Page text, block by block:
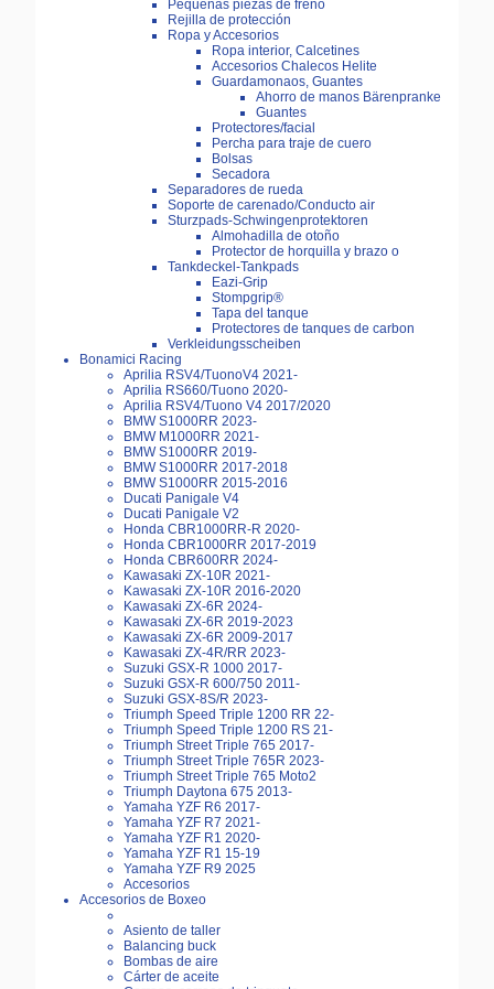
Pequeñas piezas de freno
Rejilla de protección
Ropa y Accesorios
Ropa interior, Calcetines
Accesorios Chalecos Helite
Guardamonaos, Guantes
Ahorro de manos Bärenpranke
Guantes
Protectores/facial
Percha para traje de cuero
Bolsas
Secadora
Separadores de rueda
Soporte de carenado/Conducto air
Sturzpads-Schwingenprotektoren
Almohadilla de otoño
Protector de horquilla y brazo o
Tankdeckel-Tankpads
Eazi-Grip
Stompgrip®
Tapa del tanque
Protectores de tanques de carbon
Verkleidungsscheiben
Bonamici Racing
Aprilia RSV4/TuonoV4 2021-
Aprilia RS660/Tuono 2020-
Aprilia RSV4/Tuono V4 2017/2020
BMW S1000RR 2023-
BMW M1000RR 2021-
BMW S1000RR 2019-
BMW S1000RR 2017-2018
BMW S1000RR 2015-2016
Ducati Panigale V4
Ducati Panigale V2
Honda CBR1000RR-R 2020-
Honda CBR1000RR 2017-2019
Honda CBR600RR 2024-
Kawasaki ZX-10R 2021-
Kawasaki ZX-10R 2016-2020
Kawasaki ZX-6R 2024-
Kawasaki ZX-6R 2019-2023
Kawasaki ZX-6R 2009-2017
Kawasaki ZX-4R/RR 2023-
Suzuki GSX-R 1000 2017-
Suzuki GSX-R 600/750 2011-
Suzuki GSX-8S/R 2023-
Triumph Speed Triple 1200 RR 22-
Triumph Speed Triple 1200 RS 21-
Triumph Street Triple 765 2017-
Triumph Street Triple 765R 2023-
Triumph Street Triple 765 Moto2
Triumph Daytona 675 2013-
Yamaha YZF R6 2017-
Yamaha YZF R7 2021-
Yamaha YZF R1 2020-
Yamaha YZF R1 15-19
Yamaha YZF R9 2025
Accesorios
Accesorios de Boxeo
Asiento de taller
Balancing buck
Bombas de aire
Cárter de aceite